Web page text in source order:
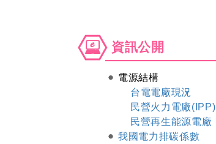
資
訊
資訊公開
電源結構
台電電廠現況
民營火力電廠(IPP)
民營再生能源電廠
我國電力排碳係數